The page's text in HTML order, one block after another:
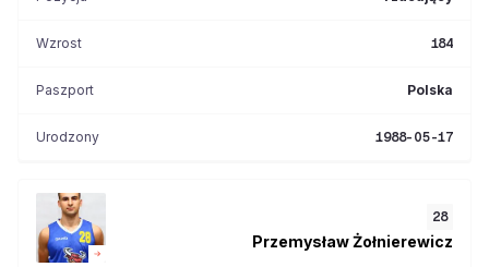
Wzrost 184
Paszport Polska
Urodzony 1988-05-17
28
PrzemysławŻołnierewicz